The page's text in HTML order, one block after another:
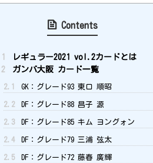
Contents
1
レギュラー2021 vol.2カードとは
2
ガンバ大阪 カード一覧
2.1 GK：グレード93 東口 順昭
2.2 DF：グレード88 昌子 源
2.3 DF：グレード85 キム ヨングォン
2.4 DF：グレード79 三浦 弦太
2.5 DF：グレード72 藤春 廣輝